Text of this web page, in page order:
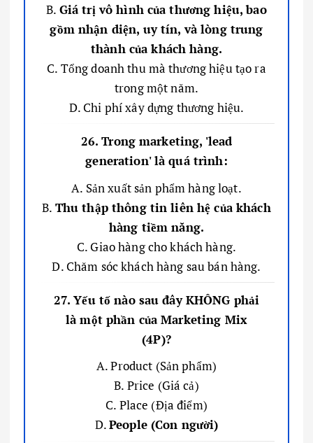
B. Giá trị vô hình của thương hiệu, bao
gồm nhận diện, uy tín, và lòng trung
thành của khách hàng.
C. Tổng doanh thu mà thương hiệu tạo ra
trong một năm.
D. Chi phí xây dựng thương hiệu.
26. Trong marketing, 'lead
generation' là quá trình:
A. Sản xuất sản phẩm hàng loạt.
B. Thu thập thông tin liên hệ của khách
hàng tiềm năng.
C. Giao hàng cho khách hàng.
D. Chăm sóc khách hàng sau bán hàng.
27. Yếu tố nào sau đây KHÔNG phải
là một phần của Marketing Mix
(4P)?
A. Product (Sản phẩm)
B. Price (Giá cả)
C. Place (Địa điểm)
D.People (Con người)